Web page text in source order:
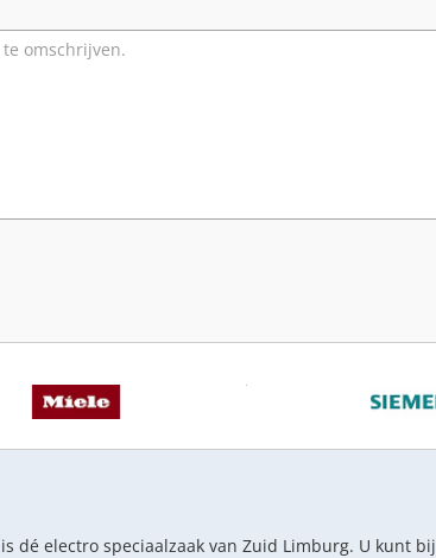
dé electro speciaalzaak van Zuid Limburg. U kunt bij